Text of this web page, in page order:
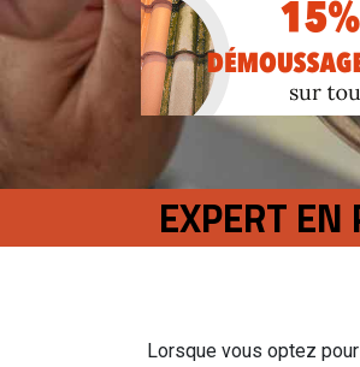
EXPERT
Lorsque vous optez